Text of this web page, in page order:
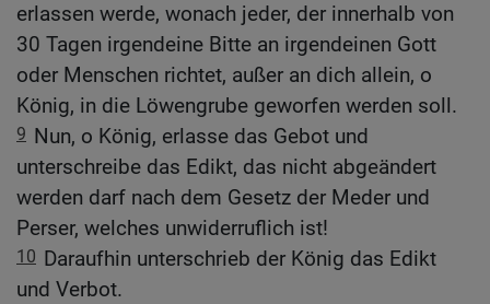
erlassen werde, wonach jeder, der innerhalb von
30 Tagen irgendeine Bitte an irgendeinen Gott
oder Menschen richtet, außer an dich allein, o
König, in die Löwengrube geworfen werden soll.
9 Nun, o König, erlasse das Gebot und
unterschreibe das Edikt, das nicht abgeändert
werden darf nach dem Gesetz der Meder und
Perser, welches unwiderruflich ist!
10 Daraufhin unterschrieb der König das Edikt
und Verbot.